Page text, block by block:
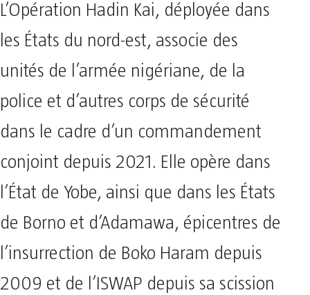
L’Opération Hadin Kai, déployée dans
les États du nord-est, associe des
unités de l’armée nigériane, de la
police et d’autres corps de sécurité
dans le cadre d’un commandement
conjoint depuis 2021. Elle opère dans
l’État de Yobe, ainsi que dans les États
de Borno et d’Adamawa, épicentres de
l’insurrection de Boko Haram depuis
2009 et de l’ISWAP depuis sa scission